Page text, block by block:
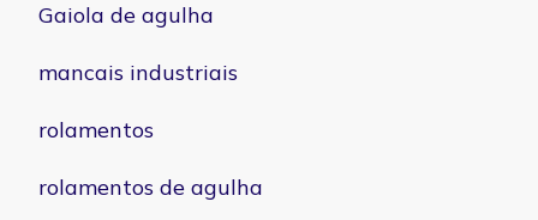
Gaiola de agulha
mancais industriais
rolamentos
rolamentos de agulha